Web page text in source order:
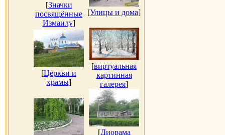
[Значки
посвящённые
Измаилу]
[Улицы и дома]
[Церкви и
храмы]
[виртуальная
картинная
галерея]
[Диорама